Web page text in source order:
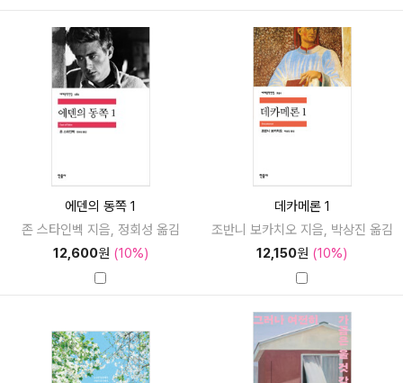
에덴의 동쪽 1
존 스타인벡 지음, 정회성 옮김
12,600원 (10%)
데카메론 1
조반니 보카치오 지음, 박상진 옮김
12,150원 (10%)